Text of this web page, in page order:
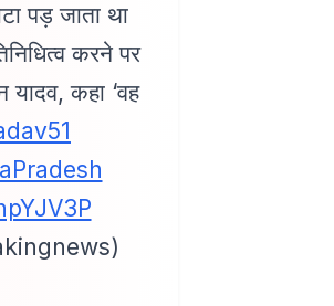
पड़ जाता था
करने पर
यादव, कहा ‘वह